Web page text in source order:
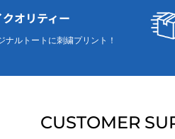
オリティー
ナルトートに刺繍プリント！
CUSTOMER